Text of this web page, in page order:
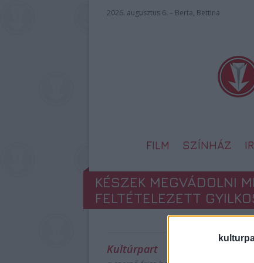
2026. augusztus 6. – Berta, Bettina
FILM SZÍNHÁZ
KÉSZEK MEGVÁDOLNI
FELTÉTELEZETT
Kultúrpart